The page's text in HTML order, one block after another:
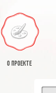
О ПРОЕКТЕ